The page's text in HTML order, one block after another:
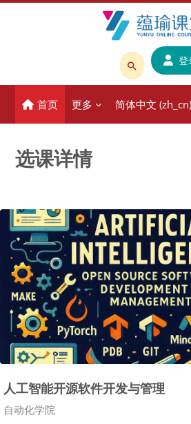
搜
课
程
称
登
首页 更多 简体中文 ‎(zh_cn)‎
选课详情
人工智能开源软件开发与管理
课程类别
自动化学院